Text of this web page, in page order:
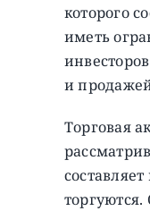
которого
иметь
и
Торговая